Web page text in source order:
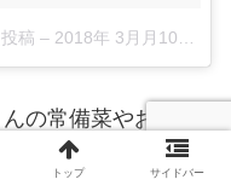
稿 – 2018年 3月月10日午後8時04分PST
の常備菜やお弁当
カウント。
トップ サイドバー